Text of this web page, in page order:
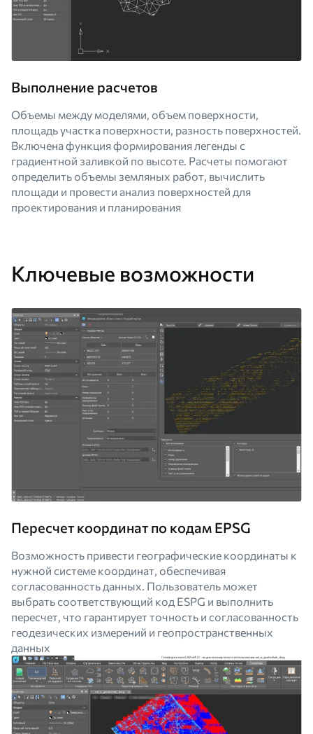
Выполнение расчетов
Объемы между моделями, объем поверхности,
площадь участка поверхности, разность поверхностей.
Включена функция формирования легенды с
градиентной заливкой по высоте. Расчеты помогают
определить объемы земляных работ, вычислить
площади и провести анализ поверхностей для
проектирования и планирования
Ключевые возможности
Пересчет координат по кодам EPSG
Возможность привести географические координаты к
нужной системе координат, обеспечивая
согласованность данных. Пользователь может
выбрать соответствующий код ESPG и выполнить
пересчет, что гарантирует точность и согласованность
геодезических измерений и геопространственных
данных